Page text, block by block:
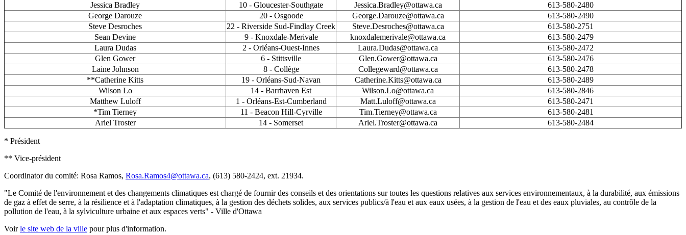
Jessica Bradley
10 - Gloucester-Southgate Jessica.Bradley@ottawa.ca
613-580-2480
George Darouze
20 - Osgoode George.Darouze@ottawa.ca
613-580-2490
Steve Desroches
22 - Riverside Sud-Findlay Creek Steve.Desroches@ottawa.ca
613-580-2751
Sean Devine
9 - Knoxdale-Merivale knoxdalemerivale@ottawa.ca
613-580-2479
Laura Dudas
2 - Orléans-Ouest-Innes Laura.Dudas@ottawa.ca
613-580-2472
Glen Gower
6 - Stittsville Glen.Gower@ottawa.ca
613-580-2476
Laine Johnson
8 - Collège Collegeward@ottawa.ca
613-580-2478
**Catherine Kitts
19 - Orléans-Sud-Navan Catherine.Kitts@ottawa.ca
613-580-2489
Wilson Lo
14 - Barrhaven Est Wilson.Lo@ottawa.ca
613-580-2846
Matthew Luloff
1 - Orléans-Est-Cumberland Matt.Luloff@ottawa.ca
613-580-2471
*Tim Tierney
11 - Beacon Hill-Cyrville Tim.Tierney@ottawa.ca
613-580-2481
Ariel Troster
14 - Somerset Ariel.Troster@ottawa.ca 613-580-2484
* Président
** Vice-président
Coordinator du comité: Rosa Ramos, Rosa.Ramos4@ottawa.ca, (613) 580-2424, ext. 21934.
"Le Comité de l'environnement et des changements climatiques est chargé de fournir des conseils et des orientations sur toutes les questions relatives aux services environnementaux, à la durabilité, aux émissions
de gaz à effet de serre, à la résilience et à l'adaptation climatiques, à la gestion des déchets solides, aux services publics/à l'eau et aux eaux usées, à la gestion de l'eau et des eaux pluviales, au contrôle de la
pollution de l'eau, à la sylviculture urbaine et aux espaces verts" - Ville d'Ottawa
Voirle site web de la ville pour plus d'information.